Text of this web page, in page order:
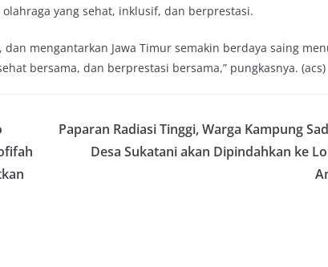
yang sehat, inklusif, dan berprestasi.
mengantarkan Jawa Timur semakin berdaya saing
bersama, dan berprestasi bersama,” pungkasnya. (acs)
Paparan Radiasi Tinggi, Warga Kampung
Desa Sukatani akan Dipindahkan ke